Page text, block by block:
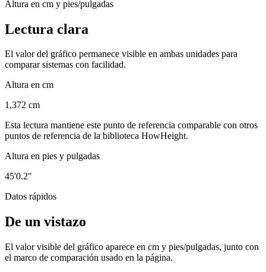
Altura en cm y pies/pulgadas
Lectura clara
El valor del gráfico permanece visible en ambas unidades para
comparar sistemas con facilidad.
Altura en cm
1,372 cm
Esta lectura mantiene este punto de referencia comparable con otros
puntos de referencia de la biblioteca HowHeight.
Altura en pies y pulgadas
45'0.2"
Datos rápidos
De un vistazo
El valor visible del gráfico aparece en cm y pies/pulgadas, junto con
el marco de comparación usado en la página.